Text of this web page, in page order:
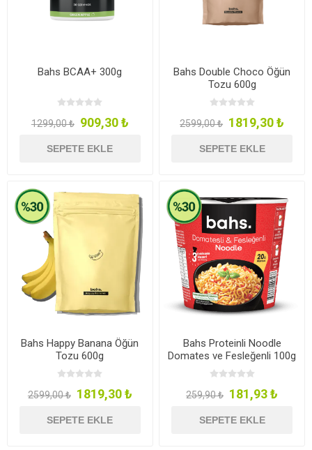
Bahs BCAA+ 300g
1299,00 ₺ 909,30 ₺
SEPETE EKLE
Bahs Double Choco Öğün
Tozu 600g
2599,00 ₺ 1819,30 ₺
SEPETE EKLE
Bahs Happy Banana Öğün
Tozu 600g
2599,00 ₺ 1819,30 ₺
SEPETE EKLE
Bahs Proteinli Noodle
Domates ve Fesleğenli 100g
259,90 ₺ 181,93 ₺
SEPETE EKLE